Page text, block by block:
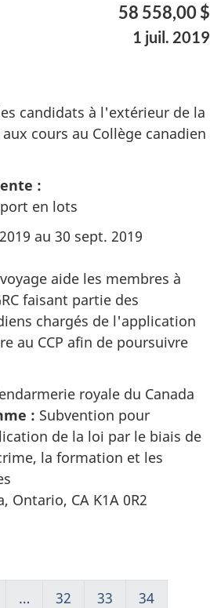
58 558,00 $
1 juil. 2019
candidats à l'extérieur de la
cours au Collège canadien
:
en lots
au 30 sept. 2019
aide les membres à
faisant partie des
chargés de l'application
au CCP afin de poursuivre
royale du Canada
: Subvention pour
de la loi par le biais de
la formation et les
Ontario, CA K1A 0R2
(current)
… 32 33 34